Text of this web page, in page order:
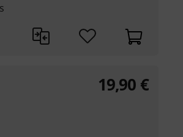
19,90 €